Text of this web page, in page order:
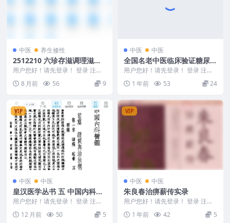
中医 养生修性
2512210 六珍存滋调理滋补
线上课21集
用户您好！请先登录！ 登录 注册
六珍存滋调理滋补 线上课21集 25
12210...
8 月前 56 9
中医 中医
全国名老中医临床验证糖尿病
特效方献方
用户您好！请先登录！ 登录 注册
全国名老中医临床验证糖尿病特效
方献方 糖尿病 ...
1 年前 53 24
VIP
中医 中医
皇汉医学丛书 五 中国内科医
鉴.pdf
用户您好！请先登录！ 登录 注册
皇汉医学丛书 五 中国内科医鉴.pd
f 250...12 月前 50 5
VIP
中医 中医
朱良春治痹薪传实录
用户您好！请先登录！ 登录 注册
朱良春治痹薪传实录 2505419 ...
1 年前 42 5